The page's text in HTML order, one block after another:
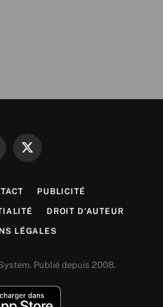
X
PUBLICITÉ
DROIT D’AUTEUR
LÉGALES
Publié depuis 2008.